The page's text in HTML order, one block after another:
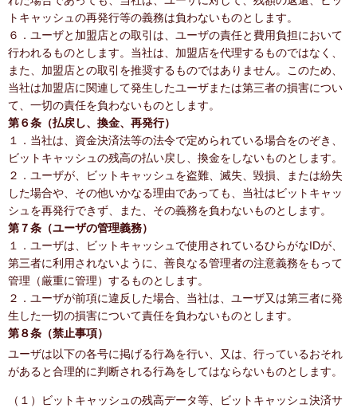
トキャッシュの再発行等の義務は負わないものとします。
６．ユーザと加盟店との取引は、ユーザの責任と費用負担において
行われるものとします。当社は、加盟店を代理するものではなく、
また、加盟店との取引を推奨するものではありません。このため、
当社は加盟店に関連して発生したユーザまたは第三者の損害につい
て、一切の責任を負わないものとします。
第６条（払戻し、換金、再発行）
１．当社は、資金決済法等の法令で定められている場合をのぞき、
ビットキャッシュの残高の払い戻し、換金をしないものとします。
２．ユーザが、ビットキャッシュを盗難、滅失、毀損、または紛失
した場合や、その他いかなる理由であっても、当社はビットキャッ
シュを再発行できず、また、その義務を負わないものとします。
第７条（ユーザの管理義務）
１．ユーザは、ビットキャッシュで使用されているひらがなIDが、
第三者に利用されないように、善良なる管理者の注意義務をもって
管理（厳重に管理）するものとします。
２．ユーザが前項に違反した場合、当社は、ユーザ又は第三者に発
生した一切の損害について責任を負わないものとします。
第８条（禁止事項）
ユーザは以下の各号に掲げる行為を行い、又は、行っているおそれ
があると合理的に判断される行為をしてはならないものとします。
（１）ビットキャッシュの残高データ等、ビットキャッシュ決済サ